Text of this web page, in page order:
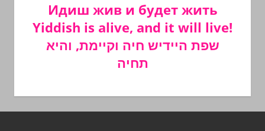
Идиш жив и будет жить
Yiddish is alive, and it will live!
שפת היידיש חיה וקיימת, והיא
תחיה